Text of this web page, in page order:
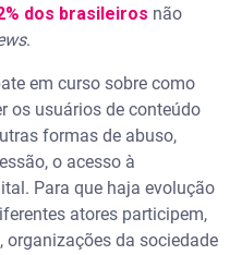
dos brasileiros não
.
em curso sobre como
os usuários de conteúdo
formas de abuso,
o acesso à
Para que haja evolução
atores participem,
organizações da sociedade